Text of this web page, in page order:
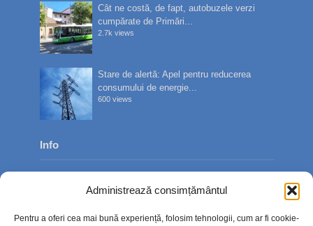
Administrează consimțământul
Pentru a oferi cea mai bună experiență, folosim tehnologii, cum ar fi cookie-
Cât ne costă, de fapt, autobuzele verzi
cumpărate de Primări...
2.7k views
Stare de alertă: Apel pentru reducerea
consumului de energie...
600 views
Info